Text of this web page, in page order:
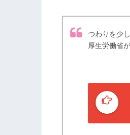
つわりを少
厚生労働省